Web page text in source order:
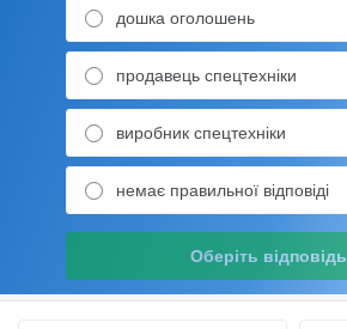
дошка оголошень
продавець спецтехніки
виробник спецтехніки
немає правильної відповіді
Оберіть відповідь